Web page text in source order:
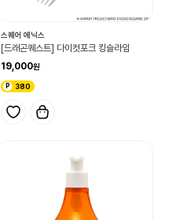
스퀘어 에닉스
[드래곤퀘스트] 다이컷포크 킹슬라임
19,000
380